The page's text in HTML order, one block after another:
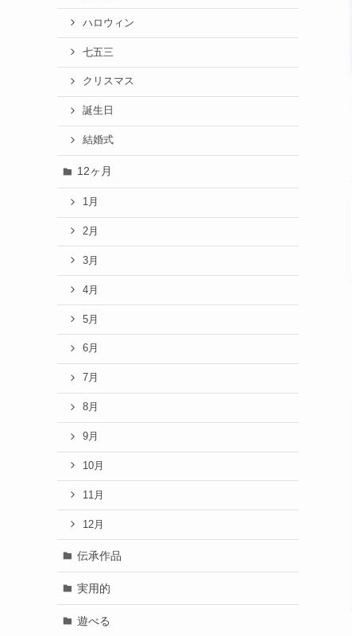
ハロウィン
七五三
クリスマス
誕生日
結婚式
12ヶ月
1月
2月
3月
4月
5月
6月
7月
8月
9月
10月
11月
12月
伝承作品
実用的
遊べる